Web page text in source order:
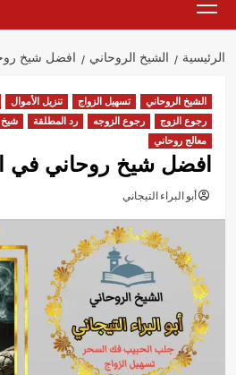
الرئيسية
الرئيسية الشيخ الروحاني افضل شيخ
الشيخ الروحاني تسهيل الزواج تنزيل الأموال
رجوع الزوج
رجوع الزوجه رد المطلقة شيخ
معالج روحاني
افضل شيخ روحاني في
أبو البراء التيجاني